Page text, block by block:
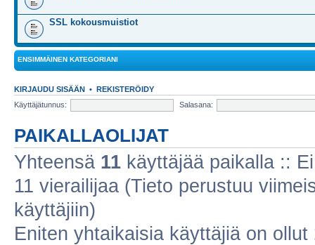
SSL kokousmuistiot
ENSIMMÄINEN KATEGORIANI
KIRJAUDU SISÄÄN • REKISTERÖIDY
Käyttäjätunnus:
Salasana:
PAIKALLAOLIJAT
Yhteensä 11 käyttäjää paikalla ::
11 vierailijaa (Tieto perustuu
käyttäjiin)
Eniten yhtaikaisia käyttäjiä on ollut